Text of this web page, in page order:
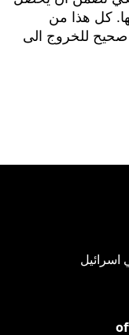
كل هذا من
صحيح للخروج الى
اسرائيل